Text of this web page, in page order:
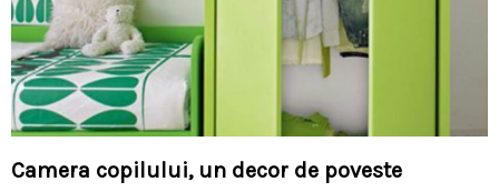
Camera copilului, un decor de poveste